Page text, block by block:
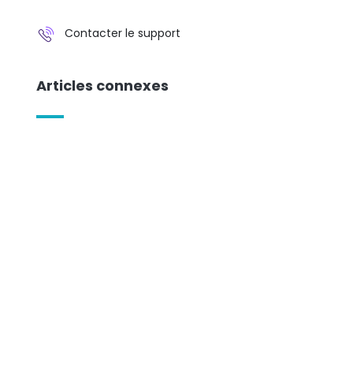
Contacter le support
Articles connexes